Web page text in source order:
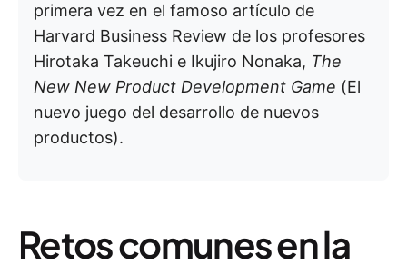
primera vez en el famoso artículo de
Harvard Business Review de los profesores
Hirotaka Takeuchi e Ikujiro Nonaka, The
New New Product Development Game (El
nuevo juego del desarrollo de nuevos
productos).
Retos comunes en la